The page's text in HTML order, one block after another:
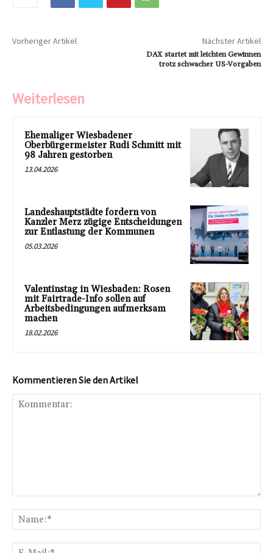
Vorheriger Artikel Nächster Artikel
DAX startet mit leichten Gewinnen
trotz schwacher US-Vorgaben
Weiterlesen
Ehemaliger Wiesbadener
Oberbürgermeister Rudi Schmitt mit
98 Jahren gestorben
13.04.2026
Landeshauptstädte fordern von
Kanzler Merz zügige Entscheidungen
zur Entlastung der Kommunen
05.03.2026
Valentinstag in Wiesbaden: Rosen
mit Fairtrade-Info sollen auf
Arbeitsbedingungen aufmerksam
machen
18.02.2026
Kommentieren Sie den Artikel